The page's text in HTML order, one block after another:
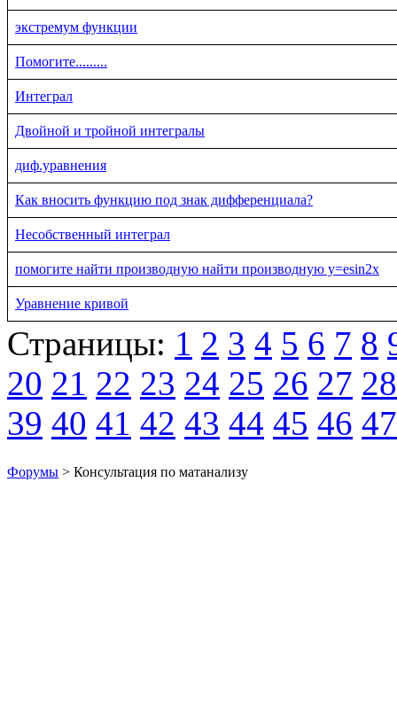
экстремум функции
Помогите.........
Интеграл
Двойной и тройной интегралы
диф.уравнения
Как вносить функцию под знак дифференциала?
Несобственный интеграл
помогите найти производную найти производную y=esin2x
Уравнение кривой
Страницы: 1 2 3 4 5 6 7 8
20 21 22 23 24 25 26 27 28
39 40 41 42 43 44 45 46 47
Форумы > Консультация по матанализу